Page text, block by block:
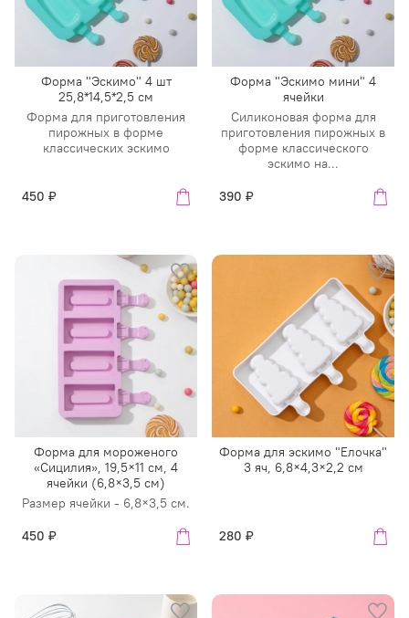
Форма "Эскимо" 4 шт
25,8*14,5*2,5 см
Форма для приготовления
пирожных в форме
классических эскимо
450 ₽
Форма "Эскимо мини" 4
ячейки
Силиконовая форма для
приготовления пирожных в
форме классического
эскимо на...
390 ₽
Форма для мороженого
«Сицилия», 19,5×11 см, 4
ячейки (6,8×3,5 см)
Размер ячейки - 6,8×3,5 см.
450 ₽
Форма для эскимо "Елочка"
3 яч, 6,8×4,3×2,2 см
280 ₽